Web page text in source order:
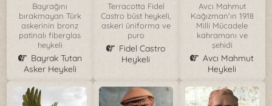
Bayrağını
bırakmayan Türk
askerinin bronz
patinalı fiberglas
heykeli
Bayrak Tutan
Asker Heykeli
Terracotta Fidel
Castro büst heykeli,
askeri üniforma ve
puro
Fidel Castro
Heykeli
Avcı Mahmut
Kağızman'ın 1918
Milli Mücadele
kahramanı ve
şehidi
Avcı Mahmut
Heykeli